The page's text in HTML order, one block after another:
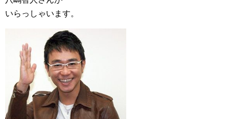
いらっしゃいます。